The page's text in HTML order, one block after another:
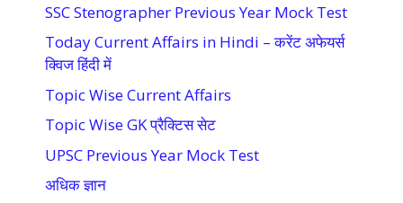
SSC Stenographer Previous Year Mock Test
Today Current Affairs in Hindi – करेंट अफेयर्स
क्विज हिंदी में
Topic Wise Current Affairs
Topic Wise GK प्रैक्टिस सेट
UPSC Previous Year Mock Test
अधिक ज्ञान